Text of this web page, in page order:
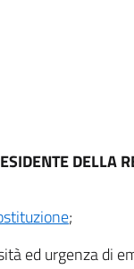
DELLA
;
ed urgenza di